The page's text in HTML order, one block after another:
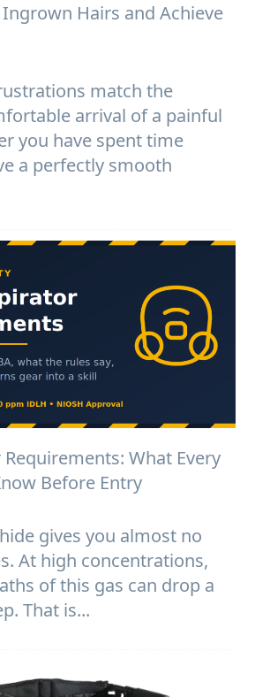
Hairs and Achieve
match the
arrival of a painful
you have spent time
a perfectly smooth
Requirements: What Every
Before Entry
gives you almost no
At high concentrations,
of this gas can drop a
That is...